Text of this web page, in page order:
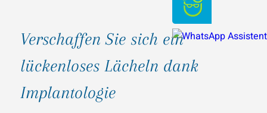
Verschaffen Sie sich ein
lückenloses Lächeln dank
Implantologie